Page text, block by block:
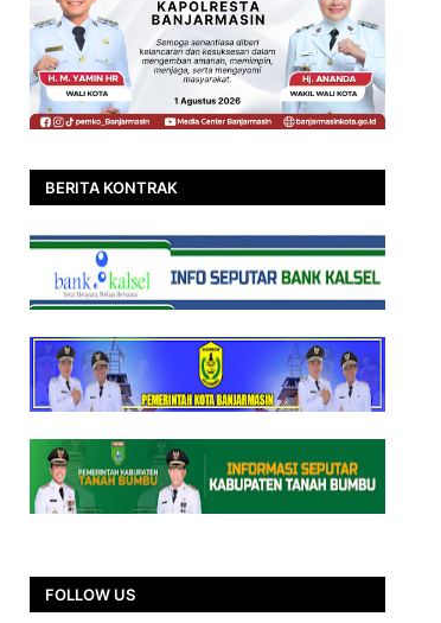
BERITA KONTRAK
FOLLOW US